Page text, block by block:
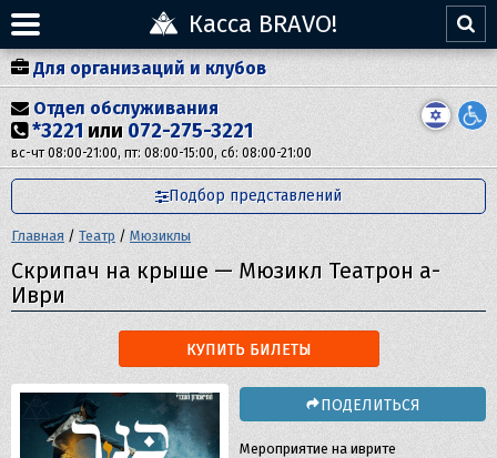
Касса BRAVO!
Для организаций и клубов
Отдел обслуживания
*3221 или 072-275-3221
вс-чт 08:00-21:00, пт: 08:00-15:00, сб: 08:00-21:00
Подбор представлений
Главная / Театр / Мюзиклы
Скрипач на крыше — Мюзикл Театрон а-
Иври
КУПИТЬ БИЛЕТЫ
ПОДЕЛИТЬСЯ
Мероприятие на иврите